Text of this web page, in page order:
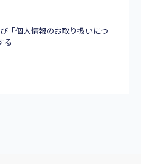
「個人情報のお取り扱いにつ
る